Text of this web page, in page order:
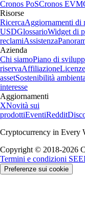
Cronos PoSCronos EVM
Risorse
RicercaAggiornamenti di
USDGlossarioWidget di
reclamiAssistenza
Azienda
Chi siamoPiano di
riservaAffiliazione
assetSostenibilità
interesse
Aggiornamenti
XNovità sui
prodottiEventiReddit
Cryptocurrency in Every
Copyright © 2018-2026
Termini e condizioni SEE
Preferenze sui cookie